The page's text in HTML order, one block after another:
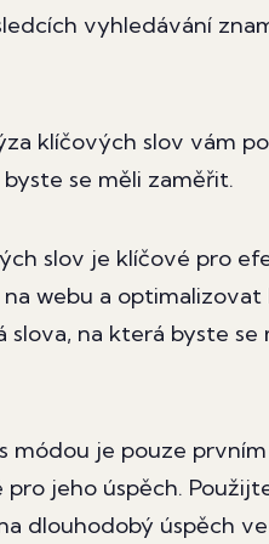
vyhledávání
klíčových slov vám
se měli zaměřit.
slov je klíčové pro
webu a
na která byste
módou je pouze
pro jeho úspěch.
dlouhodobý úspěch